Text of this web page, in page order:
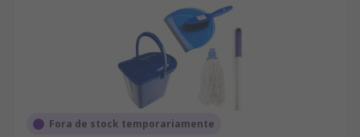
Fora de stock temporariamente